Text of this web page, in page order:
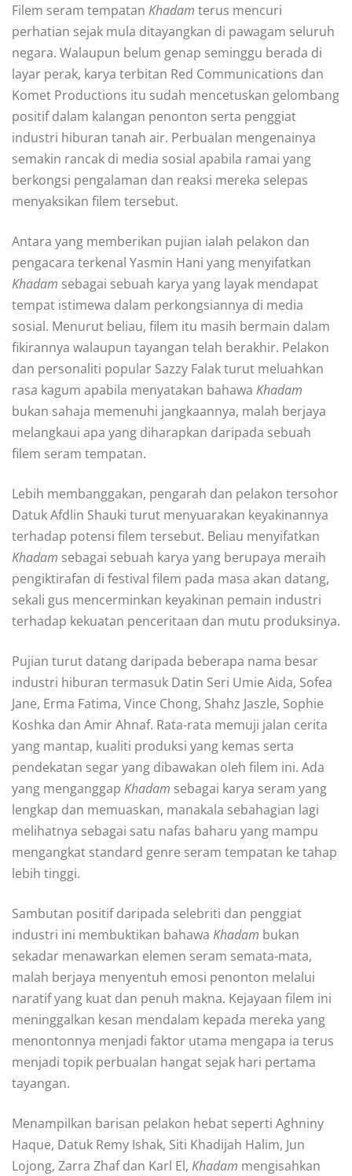
Filem seram tempatan Khadam terus mencuri
perhatian sejak mula ditayangkan di pawagam seluruh
negara. Walaupun belum genap seminggu berada di
layar perak, karya terbitan Red Communications dan
Komet Productions itu sudah mencetuskan gelombang
positif dalam kalangan penonton serta penggiat
industri hiburan tanah air. Perbualan mengenainya
semakin rancak di media sosial apabila ramai yang
berkongsi pengalaman dan reaksi mereka selepas
menyaksikan filem tersebut.
Antara yang memberikan pujian ialah pelakon dan
pengacara terkenal Yasmin Hani yang menyifatkan
Khadam sebagai sebuah karya yang layak mendapat
tempat istimewa dalam perkongsiannya di media
sosial. Menurut beliau, filem itu masih bermain dalam
fikirannya walaupun tayangan telah berakhir. Pelakon
dan personaliti popular Sazzy Falak turut meluahkan
rasa kagum apabila menyatakan bahawa Khadam
bukan sahaja memenuhi jangkaannya, malah berjaya
melangkaui apa yang diharapkan daripada sebuah
filem seram tempatan.
Lebih membanggakan, pengarah dan pelakon tersohor
Datuk Afdlin Shauki turut menyuarakan keyakinannya
terhadap potensi filem tersebut. Beliau menyifatkan
Khadam sebagai sebuah karya yang berupaya meraih
pengiktirafan di festival filem pada masa akan datang,
sekali gus mencerminkan keyakinan pemain industri
terhadap kekuatan penceritaan dan mutu produksinya.
Pujian turut datang daripada beberapa nama besar
industri hiburan termasuk Datin Seri Umie Aida, Sofea
Jane, Erma Fatima, Vince Chong, Shahz Jaszle, Sophie
Koshka dan Amir Ahnaf. Rata-rata memuji jalan cerita
yang mantap, kualiti produksi yang kemas serta
pendekatan segar yang dibawakan oleh filem ini. Ada
yang menganggap Khadam sebagai karya seram yang
lengkap dan memuaskan, manakala sebahagian lagi
melihatnya sebagai satu nafas baharu yang mampu
mengangkat standard genre seram tempatan ke tahap
lebih tinggi.
Sambutan positif daripada selebriti dan penggiat
industri ini membuktikan bahawa Khadam bukan
sekadar menawarkan elemen seram semata-mata,
malah berjaya menyentuh emosi penonton melalui
naratif yang kuat dan penuh makna. Kejayaan filem ini
meninggalkan kesan mendalam kepada mereka yang
menontonnya menjadi faktor utama mengapa ia terus
menjadi topik perbualan hangat sejak hari pertama
tayangan.
Menampilkan barisan pelakon hebat seperti Aghniny
Haque, Datuk Remy Ishak, Siti Khadijah Halim, Jun
Lojong, Zarra Zhaf dan Karl El, Khadam mengisahkan